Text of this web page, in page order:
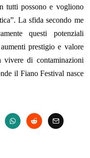
tutti possono e vogliono
La sfida secondo me
questi potenziali
prestigio e valore
di contaminazioni
il Fiano Festival nasce